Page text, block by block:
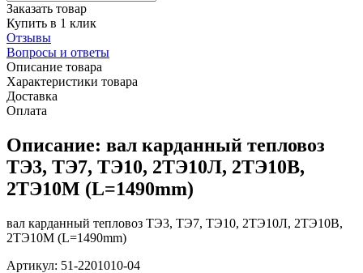
Заказать товар
Купить в 1 клик
Отзывы
Вопросы и ответы
Описание товара
Характеристики товара
Доставка
Оплата
Описание: вал карданный тепловоз
ТЭ3, ТЭ7, ТЭ10, 2ТЭ10Л, 2ТЭ10В,
2ТЭ10М (L=1490mm)
вал карданный тепловоз ТЭ3, ТЭ7, ТЭ10, 2ТЭ10Л, 2ТЭ10В,
2ТЭ10М (L=1490mm)
Артикул: 51-2201010-04